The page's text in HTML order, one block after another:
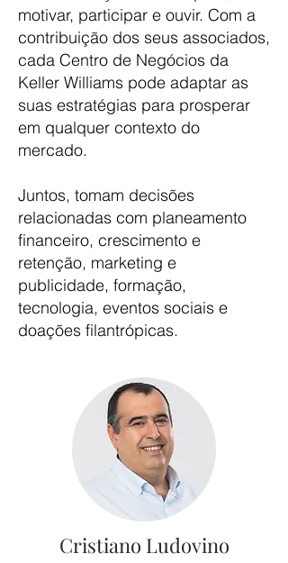
motivar, participar e ouvir. Com a
contribuição dos seus associados,
cada Centro de Negócios da
Keller Williams pode adaptar as
suas estratégias para prosperar
em qualquer contexto do
mercado.
Juntos, tomam decisões
relacionadas com planeamento
financeiro, crescimento e
retenção, marketing e
publicidade, formação,
tecnologia, eventos sociais e
doações filantrópicas.
Cristiano Ludovino